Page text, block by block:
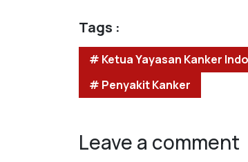
Tags :
# Ketua Yayasan Kanker
# Penyakit Kanker
Leave a comment